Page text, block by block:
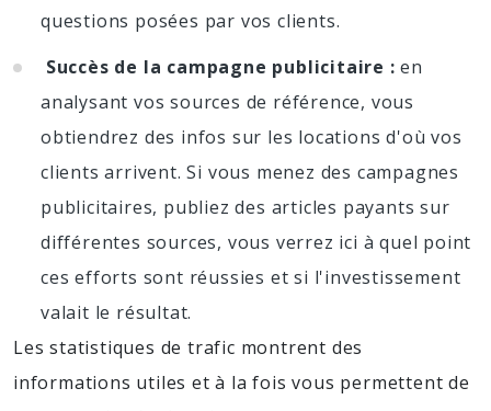
questions posées par vos clients.
Succès de la campagne publicitaire : en
analysant vos sources de référence, vous
obtiendrez des infos sur les locations d'où vos
clients arrivent. Si vous menez des campagnes
publicitaires, publiez des articles payants sur
différentes sources, vous verrez ici à quel point
ces efforts sont réussies et si l'investissement
valait le résultat.
Les statistiques de trafic montrent des
informations utiles et à la fois vous permettent de